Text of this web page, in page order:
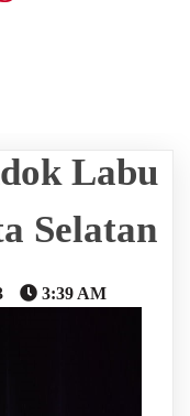
Labu
Selatan
3:39 AM